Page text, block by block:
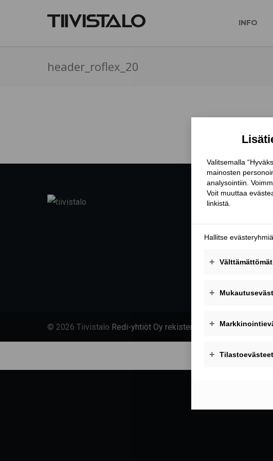
INFO
header_roflex_20
© 2026 Tiivistalo Redi-yhtiöt Oy rekisteriseloste